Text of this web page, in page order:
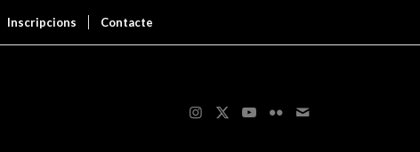
Inscripcions Contacte